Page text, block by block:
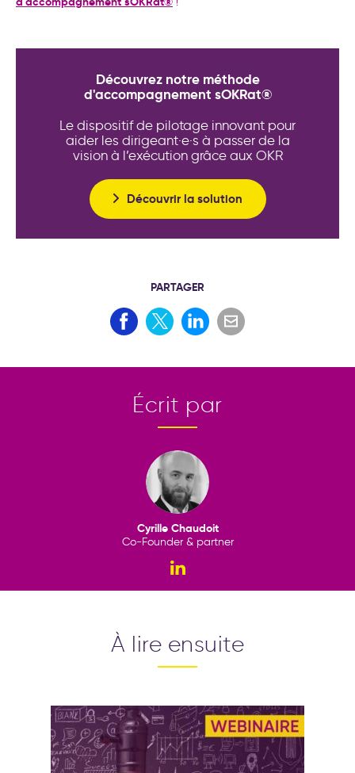
Découvrez notre méthode
d'accompagnement sOKRat®
Le dispositif de pilotage innovant pour
aider les dirigeant·e·s à passer de la
vision à l’exécution grâce aux OKR
Découvrir la solution
PARTAGER
Écrit par
Cyrille Chaudoit
Co-Founder & partner
À lire ensuite